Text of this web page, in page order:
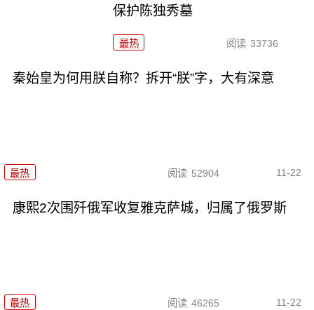
保护陈独秀墓
最热 阅读 33736
秦始皇为何用朕自称？拆开“朕”字，大有深意
最热 阅读 52904 11-22
康熙2次围歼俄军收复雅克萨城，归属了俄罗斯
最热 阅读 46265 11-22